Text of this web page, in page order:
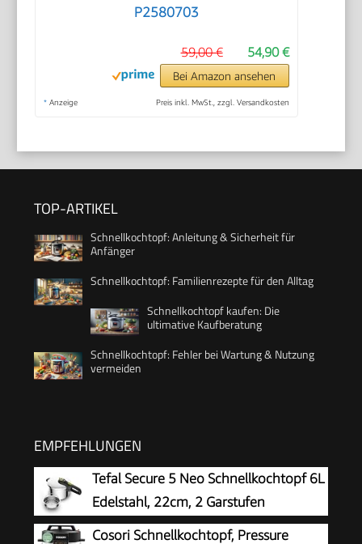
P2580703
54,90 €
59,00 €
Bei Amazon ansehen
* Anzeige Preis inkl. MwSt., zzgl. Versandkosten
TOP-ARTIKEL
Schnellkochtopf: Anleitung & Sicherheit für
Anfänger
Schnellkochtopf: Familienrezepte für den Alltag
Schnellkochtopf kaufen: Die
ultimative Kaufberatung
Schnellkochtopf: Fehler bei Wartung & Nutzung
vermeiden
EMPFEHLUNGEN
Tefal Secure 5 Neo Schnellkochtopf 6L
Edelstahl, 22cm, 2 Garstufen
Cosori Schnellkochtopf, Pressure